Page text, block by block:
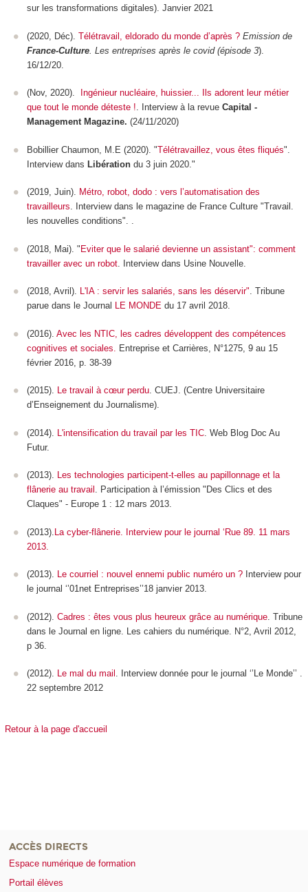
sur les transformations digitales). Janvier 2021
(2020, Déc). Télétravail, eldorado du monde d’après ? Emission de
France-Culture . Les entreprises après le covid (épisode 3).
16/12/20.
(Nov, 2020).
Ingénieur nucléaire, huissier... Ils adorent leur métier
que tout le monde déteste !. Interview à la revue Capital -
Management Magazine. (24/11/2020)
Bobillier Chaumon, M.E (2020). "Télétravaillez, vous êtes fliqués".
Interview dans Libération du 3 juin 2020."
(2019, Juin). Métro, robot, dodo : vers l’automatisation des
travailleurs. Interview dans le magazine de France Culture "Travail.
les nouvelles conditions". .
(2018, Mai). "Eviter que le salarié devienne un assistant": comment
travailler avec un robot . Interview dans Usine Nouvelle.
(2018, Avril). L'IA : servir les salariés, sans les déservir". Tribune
parue dans le Journal LE MONDE du 17 avril 2018.
(2016). Avec les NTIC, les cadres développent des compétences
cognitives et sociales.
Entreprise et Carrières, N°1275, 9 au 15
février 2016, p. 38-39
(2015). Le travail à cœur perdu. CUEJ. (Centre Universitaire
d’Enseignement du Journalisme).
(2014). L'intensification du travail par les TIC . Web Blog Doc Au
Futur.
(2013). Les technologies participent-t-elles au papillonnage et la
flânerie au travail . Participation à l’émission "Des Clics et des
Claques" - Europe 1 : 12 mars 2013.
(2013). La cyber-flânerie. Interview pour le journal ‘Rue 89. 11 mars
2013.
(2013). Le courriel : nouvel ennemi public numéro un ? Interview pour
le journal ‘’01net Entreprises’’18 janvier 2013.
(2012). Cadres : êtes vous plus heureux grâce au numérique . Tribune
dans le Journal en ligne. Les cahiers du numérique. N°2, Avril 2012,
p 36.
(2012). Le mal du mail . Interview donnée pour le journal ‘’Le Monde’’ .
22 septembre 2012
Retour à la page d'accueil
ACCÈS DIRECTS
Espace numérique de formation
Portail élèves